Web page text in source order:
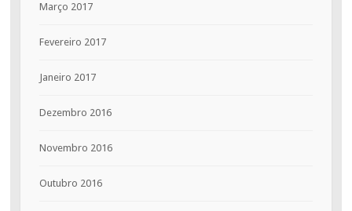
Março 2017
Fevereiro 2017
Janeiro 2017
Dezembro 2016
Novembro 2016
Outubro 2016